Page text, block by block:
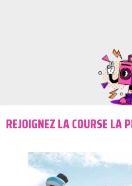
REJOIGNEZ LA COURSE LA